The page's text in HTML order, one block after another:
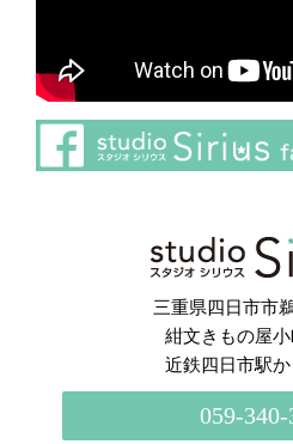
三重県四日市市
紺文きもの屋
近鉄四日市駅
059-340-